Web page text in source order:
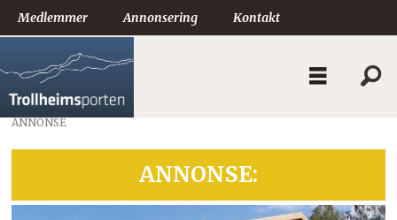
Medlemmer Annonsering Kontakt
ANNONSE
ANNONSE: